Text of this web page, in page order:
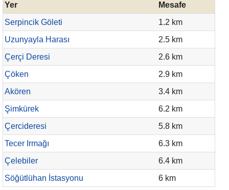
Yer
Mesafe
Serpincik Göleti
1.2 km
Uzunyayla Harası
2.5 km
Çerçi Deresi
2.6 km
Çöken
2.9 km
Akören
3.4 km
Şimkürek
6.2 km
Çercideresi
5.8 km
Tecer Irmağı
6.3 km
Çelebiler
6.4 km
Söğütlühan İstasyonu
6 km